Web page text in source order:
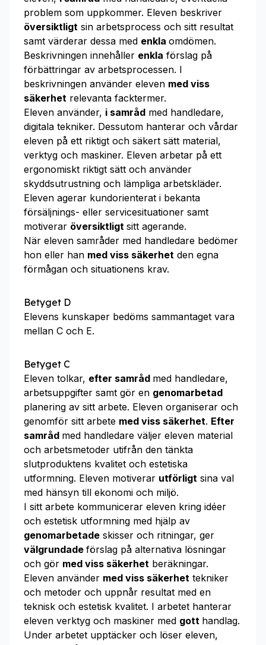
problem som uppkommer. Eleven beskriver
översiktligt sin arbetsprocess och sitt resultat
samt värderar dessa med enkla omdömen.
Beskrivningen innehåller enkla förslag på
förbättringar av arbetsprocessen. I
beskrivningen använder eleven med viss
säkerhet relevanta facktermer.
Eleven använder, i samråd med handledare,
digitala tekniker. Dessutom hanterar och vårdar
eleven på ett riktigt och säkert sätt material,
verktyg och maskiner. Eleven arbetar på ett
ergonomiskt riktigt sätt och använder
skyddsutrustning och lämpliga arbetskläder.
Eleven agerar kundorienterat i bekanta
försäljnings- eller servicesituationer samt
motiverar översiktligt sitt agerande.
När eleven samråder med handledare bedömer
hon eller han med viss säkerhet den egna
förmågan och situationens krav.
Betyget D
Elevens kunskaper bedöms sammantaget vara
mellan C och E.
Betyget C
Eleven tolkar, efter samråd med handledare,
arbetsuppgifter samt gör en genomarbetad
planering av sitt arbete. Eleven organiserar och
genomför sitt arbete med viss säkerhet. Efter
samråd med handledare väljer eleven material
och arbetsmetoder utifrån den tänkta
slutproduktens kvalitet och estetiska
utformning. Eleven motiverar utförligt sina val
med hänsyn till ekonomi och miljö.
I sitt arbete kommunicerar eleven kring idéer
och estetisk utformning med hjälp av
genomarbetade skisser och ritningar, ger
välgrundade förslag på alternativa lösningar
och gör med viss säkerhet beräkningar.
Eleven använder med viss säkerhet tekniker
och metoder och uppnår resultat med en
teknisk och estetisk kvalitet. I arbetet hanterar
eleven verktyg och maskiner med gott handlag.
Under arbetet upptäcker och löser eleven,